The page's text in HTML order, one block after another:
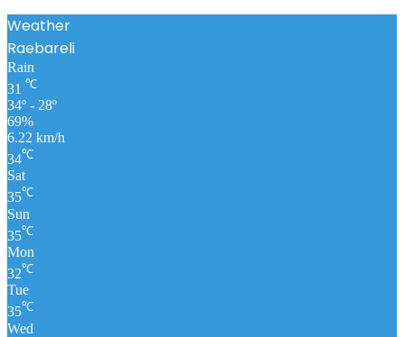
Weather
Raebareli
Rain
31 ℃
34º - 28º
69%
6.22 km/h
34℃
Sat
35℃
Sun
35℃
Mon
32℃
Tue
35℃
Wed